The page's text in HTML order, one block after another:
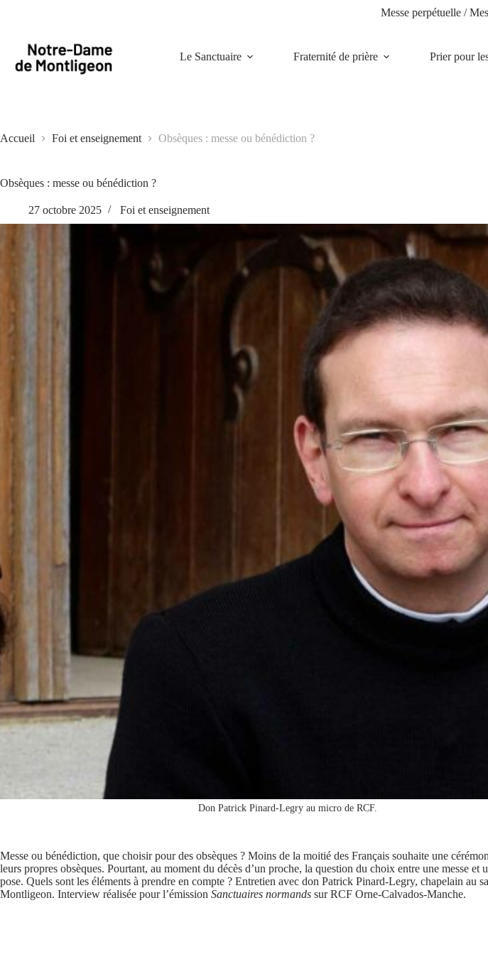
Messe perpétuelle /
Le Sanctuaire Fraternité de prière Prier pour
Accueil Foi et enseignement Obsèques : messe ou bénédiction ?
Obsèques : messe ou bénédiction ?
27 octobre 2025 Foi et enseignement
Don Patrick Pinard-Legry au micro de RCF.
Messe ou bénédiction, que choisir pour des obsèques ? Moins de la moitié des Français souhaite une
leurs propres obsèques. Pourtant, au moment du décès d’un proche, la question du choix entre une messe et
pose. Quels sont les éléments à prendre en compte ? Entretien avec don Patrick Pinard-Legry, chapelain au
Montligeon. Interview réalisée pour l’émission Sanctuaires normands sur RCF Orne-Calvados-Manche.